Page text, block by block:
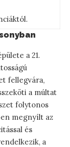
a 21.
fellegvára,
a múltat
folytonos
megnyílt az
és
a